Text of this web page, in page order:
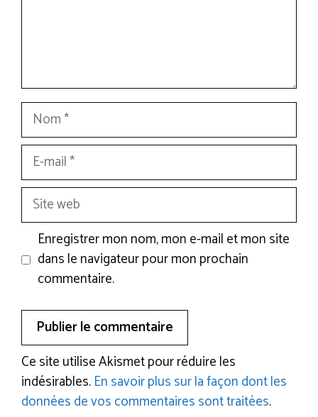
Nom
mail
Site
web
Enregistrer mon nom, mon e-mail et mon site
dans le navigateur pour mon prochain
commentaire.
Ce site utilise Akismet pour réduire les
indésirables.En savoir plus sur la façon dont les
données de vos commentaires sont traitées.